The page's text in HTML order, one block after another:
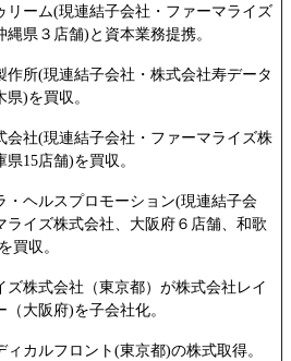
リーム(現連結子会社・ファーマライズ
縄県３店舗)と資本業務提携。
作所(現連結子会社・株式会社寿データ
)を買収。
会社(現連結子会社・ファーマライズ株
15店舗)を買収。
・ヘルスプロモーション(現連結子会
ライズ株式会社、大阪府６店舗、和歌
買収。
ズ株式会社（東京都）が株式会社レイ
（大阪府)を子会社化。
ィカルフロント(東京都)の株式取得。